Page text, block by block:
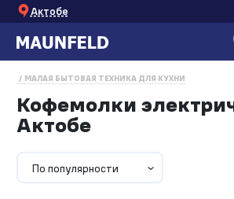
Актобе
МАЛАЯ БЫТОВАЯ ТЕХНИКА ДЛЯ КУХНИ
Кофемолки
Актобе
По популярности